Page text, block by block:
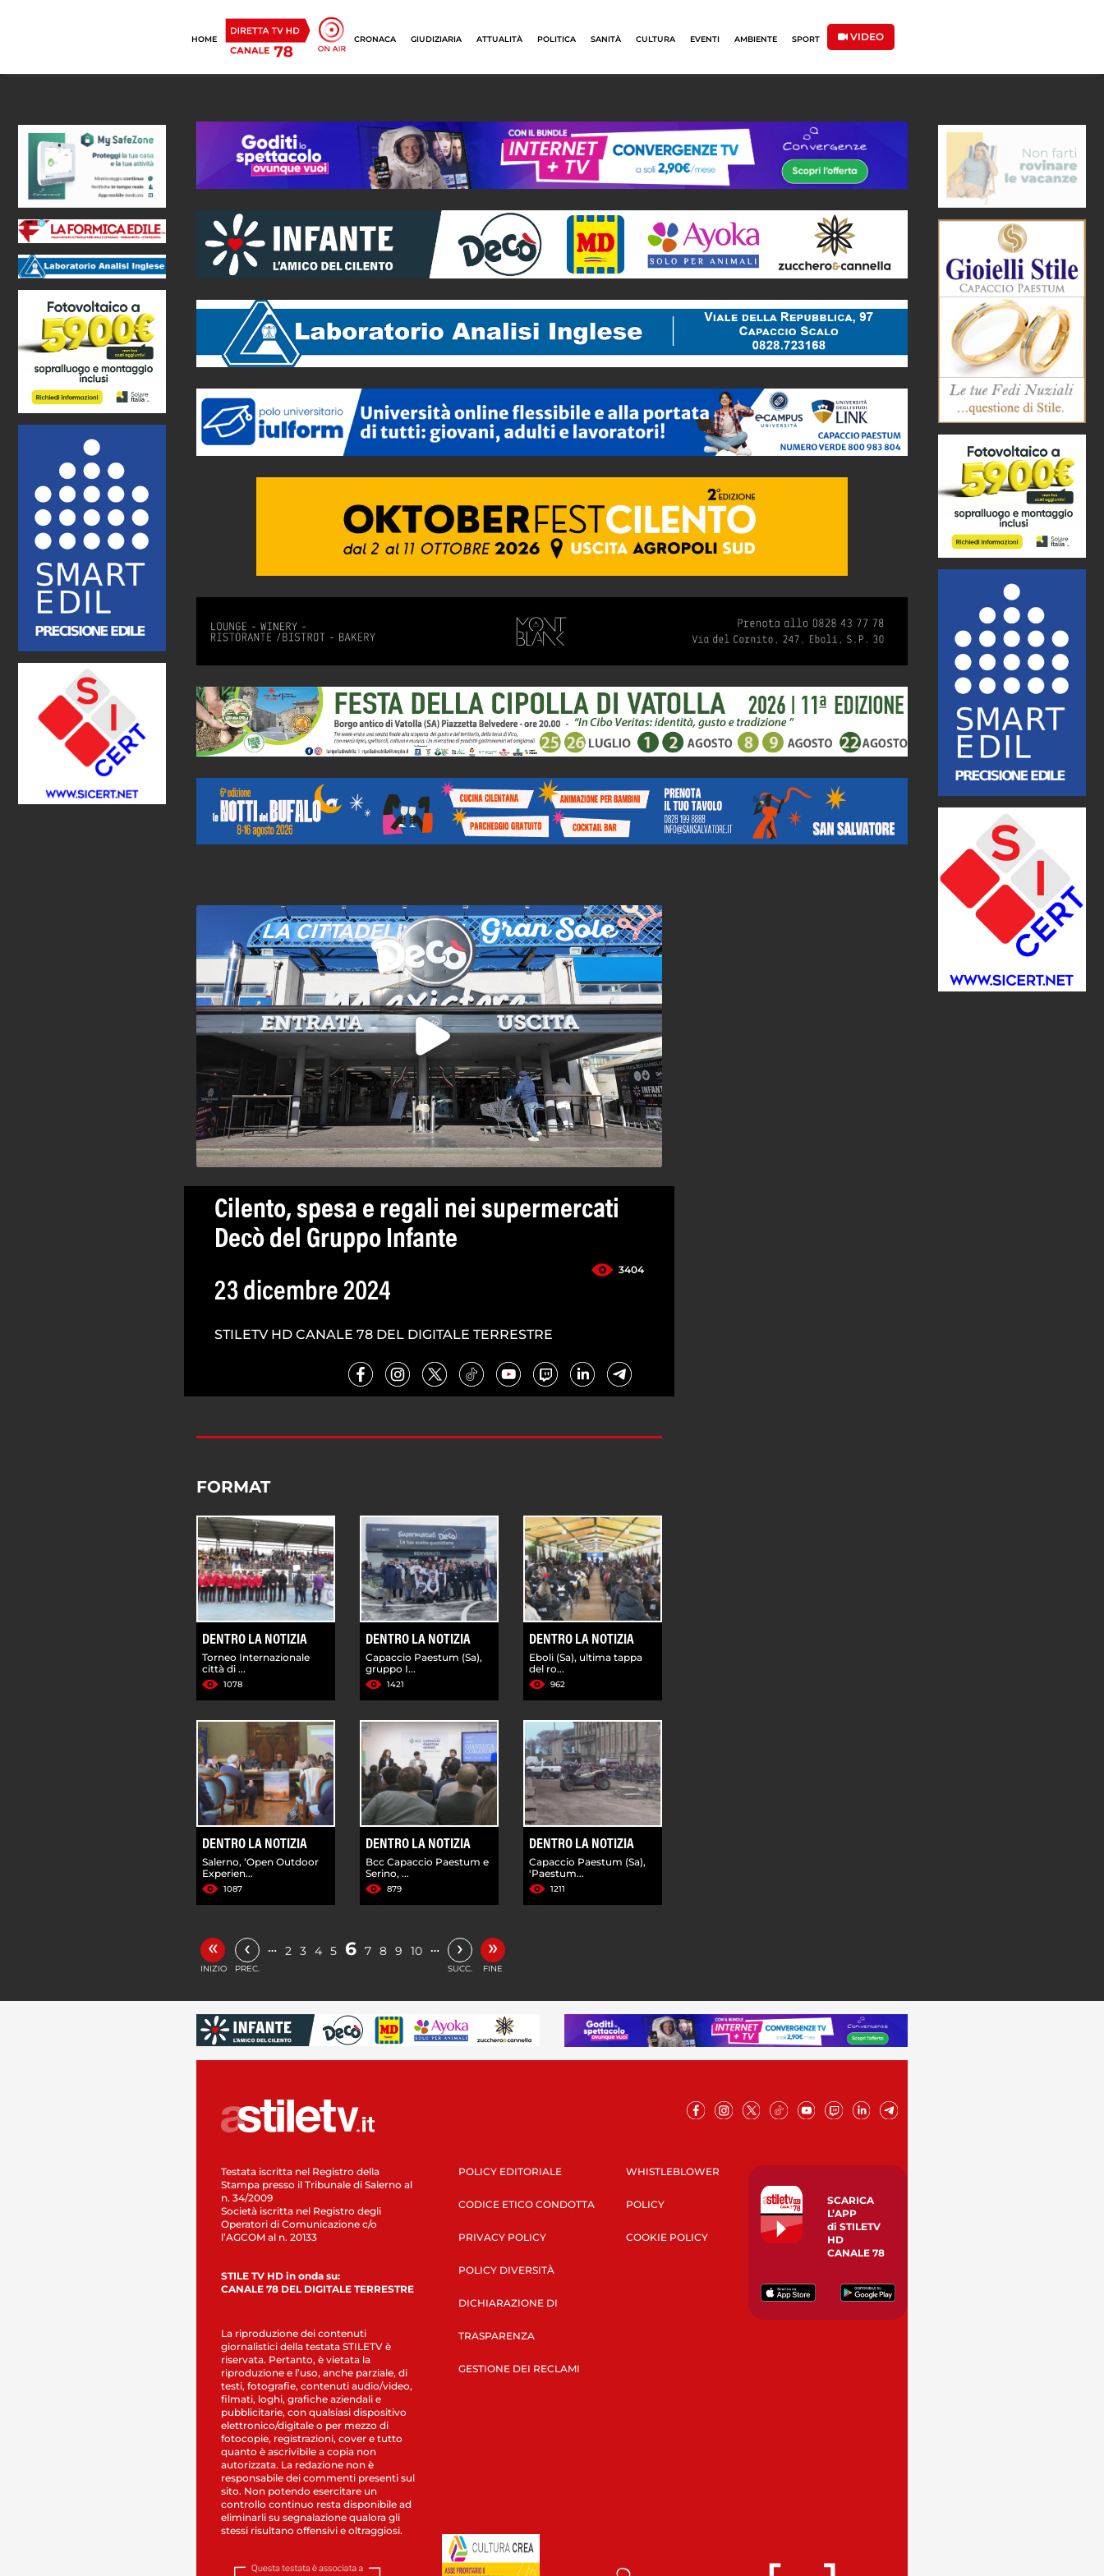
HOME CRONACA GIUDIZIARIA ATTUALITÀ POLITICA SANITÀ CULTURA EVENTI AMBIENTE SPORT VIDEO
Cilento, spesa e regali nei supermercati
Decò del Gruppo Infante
3404
23 dicembre 2024
STILETV HD CANALE 78 DEL DIGITALE TERRESTRE
FORMAT
DENTRO LA NOTIZIA
Torneo Internazionale
città di ...
1078
DENTRO LA NOTIZIA
Capaccio Paestum (Sa),
gruppo I...
1421
DENTRO LA NOTIZIA
Eboli (Sa), ultima tappa
del ro...
962
DENTRO LA NOTIZIA
Salerno, ‘Open Outdoor
Experien...
1087
DENTRO LA NOTIZIA
Bcc Capaccio Paestum e
Serino, ...
879
DENTRO LA NOTIZIA
Capaccio Paestum (Sa),
'Paestum...
1211
«
INIZIO
‹
PREC.
… 2 3 4 5 6 7 8 9 10 … ›
SUCC.
»
FINE
Testata iscritta nel Registro della
Stampa presso il Tribunale di Salerno al
n. 34/2009
Società iscritta nel Registro degli
Operatori di Comunicazione c/o
l’AGCOM al n. 20133
STILE TV HD in onda su:
CANALE 78 DEL DIGITALE TERRESTRE
La riproduzione dei contenuti
giornalistici della testata STILETV è
riservata. Pertanto, è vietata la
riproduzione e l’uso, anche parziale, di
testi, fotografie, contenuti audio/video,
filmati, loghi, grafiche aziendali e
pubblicitarie, con qualsiasi dispositivo
elettronico/digitale o per mezzo di
fotocopie, registrazioni, cover e tutto
quanto è ascrivibile a copia non
autorizzata. La redazione non è
responsabile dei commenti presenti sul
sito. Non potendo esercitare un
controllo continuo resta disponibile ad
eliminarli su segnalazione qualora gli
stessi risultano offensivi e oltraggiosi.
POLICY EDITORIALE
CODICE ETICO CONDOTTA
PRIVACY POLICY
POLICY DIVERSITÀ
DICHIARAZIONE DI
TRASPARENZA
GESTIONE DEI RECLAMI
WHISTLEBLOWER
POLICY
COOKIE POLICY
SCARICA
L’APP
di STILETV
HD
CANALE 78